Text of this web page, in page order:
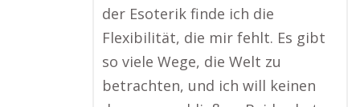
der Esoterik finde ich die
Flexibilität, die mir fehlt. Es gibt
so viele Wege, die Welt zu
betrachten, und ich will keinen